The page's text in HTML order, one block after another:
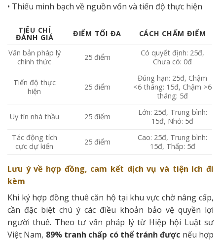
• Thiếu minh bạch về nguồn vốn và tiến độ thực hiện
TIÊU CHÍ
ĐÁNH GIÁ ĐIỂM TỐI ĐA CÁCH CHẤM ĐIỂM
Văn bản pháp lý
chính thức
25 điểm
Có quyết định: 25đ,
Chưa có: 0đ
Tiến độ thực
hiện
25 điểm
Đúng hạn: 25đ, Chậm
<6 tháng: 15đ, Chậm >6
tháng: 5đ
Uy tín nhà thầu 25 điểm
Lớn: 25đ, Trung bình:
15đ, Nhỏ: 5đ
Tác động tích
cực dự kiến
25 điểm
Cao: 25đ, Trung bình:
15đ, Thấp: 5đ
Lưu ý về hợp đồng, cam kết dịch vụ và tiện ích đi
kèm
Khi ký hợp đồng thuê căn hộ tại khu vực chờ nâng cấp,
cần đặc biệt chú ý các điều khoản bảo vệ quyền lợi
người thuê. Theo tư vấn pháp lý từ Hiệp hội Luật sư
Việt Nam, 89% tranh chấp có thể tránh được nếu hợp